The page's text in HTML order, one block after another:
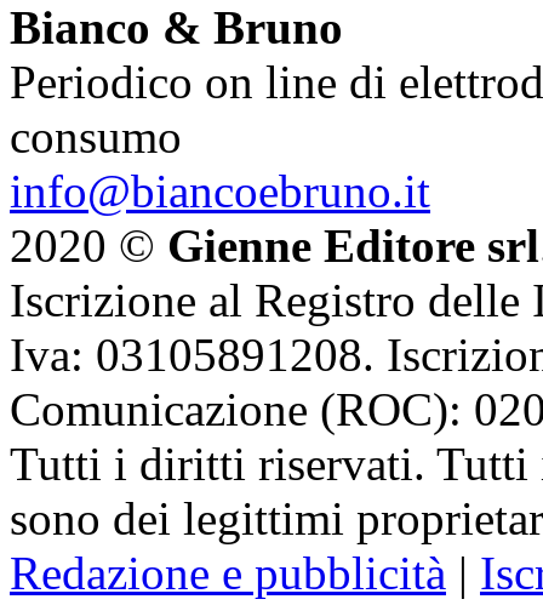
Bianco & Bruno
Periodico on line di
consumo
info@biancoebruno.it
2020 © Gienne Editore srl
Iscrizione al Registro delle
Iva: 03105891208.
Comunicazione (ROC):
Tutti i diritti riservati. Tutti
sono dei legittimi
Redazione e pubblicità |